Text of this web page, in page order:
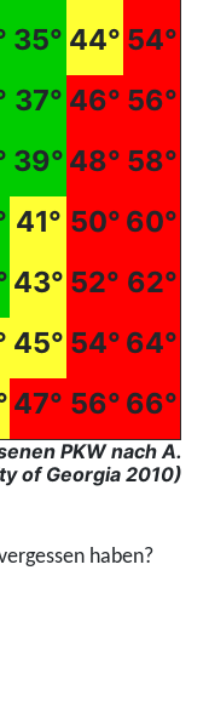
35° 44° 54°
37° 46° 56°
39° 48° 58°
41° 50° 60°
43° 52° 62°
45° 54° 64°
47° 56° 66°
PKW nach A.
of Georgia 2010)
haben?